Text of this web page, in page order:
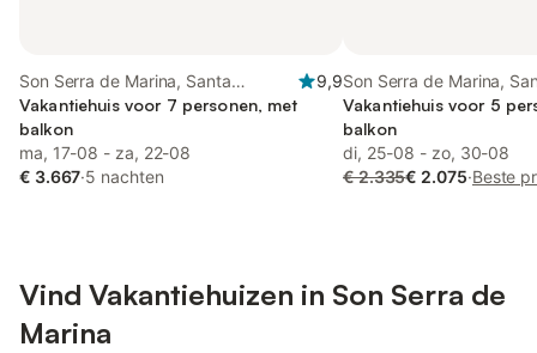
Son Serra de Marina, Santa
Margalida
9,9
Vakantiehuis voor 7 personen, met
balkon
ma, 17-08 - za, 22-08
€ 3.667·5 nachten
Son Serra de Marina,
Margalida
Vakantiehuis voor 5
balkon
di, 25-08 - zo, 30-08
€ 2.335€ 2.075·Beste
Vind Vakantiehuizen in Son Serra de
Marina